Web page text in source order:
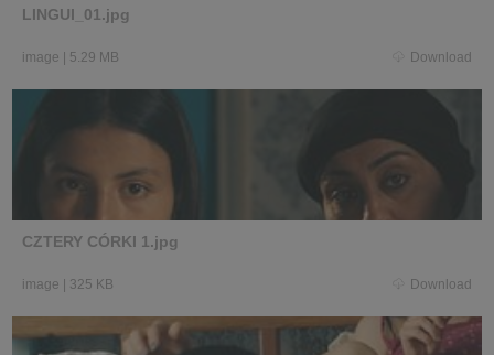
LINGUI_01.jpg
image 5.29 MB Download
CZTERY CÓRKI 1.jpg
image 325 KB Download